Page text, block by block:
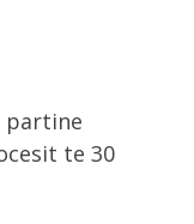
partine
te 30